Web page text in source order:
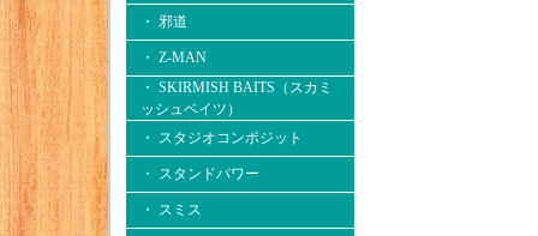
・ 邪道
・ Z-MAN
・ SKIRMISH BAITS（スカミ
ッシュベイツ）
・ スタジオコンポジット
・ スタンドパワー
・ スミス